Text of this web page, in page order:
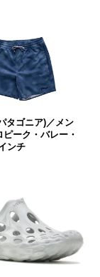
タゴニア)／メン
ピーク・バレー・
ンチ